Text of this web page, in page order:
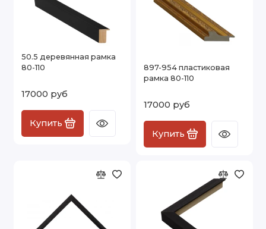
50.5 деревянная рамка
80-110
17000 руб
Купить
897-954 пластиковая
рамка 80-110
17000 руб
Купить